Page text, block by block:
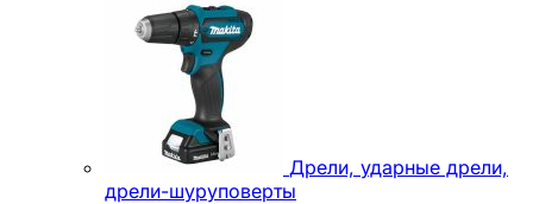
Дрели, ударные дрели,
дрели-шуруповерты